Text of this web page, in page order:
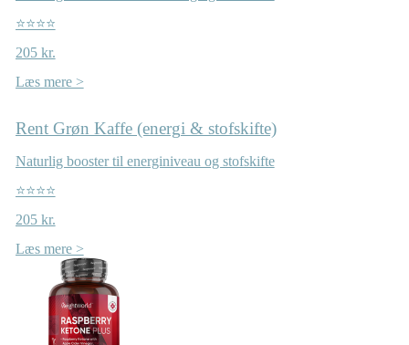
⭐⭐⭐⭐
205 kr.
Læs mere >
Rent Grøn Kaffe (energi & stofskifte)
Naturlig booster til energiniveau og stofskifte
⭐⭐⭐⭐
205 kr.
Læs mere >